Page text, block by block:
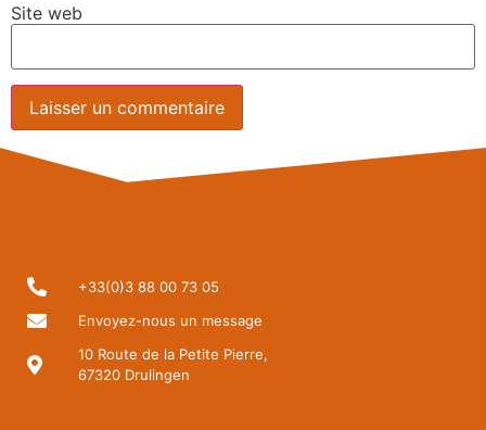
Site web
+33(0)3 88 00 73 05
Envoyez-nous un message
10 Route de la Petite Pierre,
67320 Drulingen